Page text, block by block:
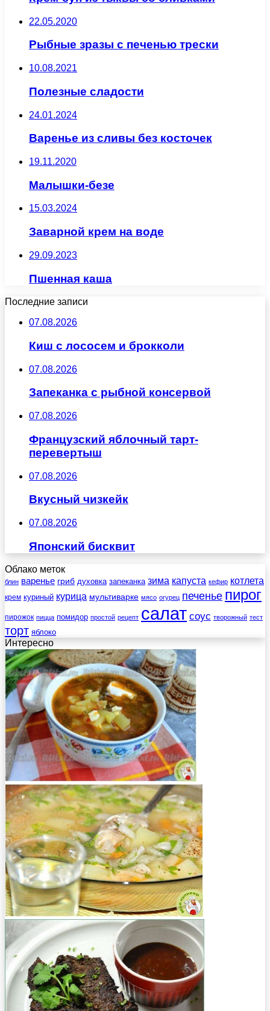
22.05.2020
Рыбные зразы с печенью трески
10.08.2021
Полезные сладости
24.01.2024
Варенье из сливы без косточек
19.11.2020
Малышки-безе
15.03.2024
Заварной крем на воде
29.09.2023
Пшенная каша
Последние записи
07.08.2026
Киш с лососем и брокколи
07.08.2026
Запеканка с рыбной консервой
07.08.2026
Французский яблочный тарт-
перевертыш
07.08.2026
Вкусный чизкейк
07.08.2026
Японский бисквит
Облако меток
блин варенье гриб духовка запеканка зима капуста кефир котлета
крем куриный курица мультиварке мясо огурец печенье пирог
пирожок пицца помидор простой рецепт салат соус творожный тест
торт яблоко
Интересно